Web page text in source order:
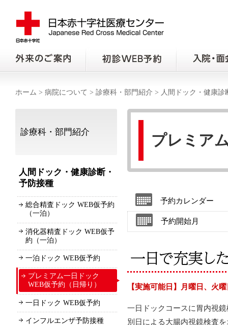
ホーム > 病院について > 診療科・部門紹介 > 人間ドック・健康診
プレミア
予約カレンダー
予約開始月
【実施可能日】月曜日、火
一日ドックコースに胃内視
別日による大腸内視鏡検査
診療科・部門紹介
人間ドック・健康診断・
予防接種
総合精査ドック WEB仮予約
（一泊）
消化器精査ドック WEB仮予
約（一泊）
一泊ドック WEB仮予約
プレミアム一日ドック
WEB仮予約（日帰り）
一日ドック WEB仮予約
インフルエンザ予防接種